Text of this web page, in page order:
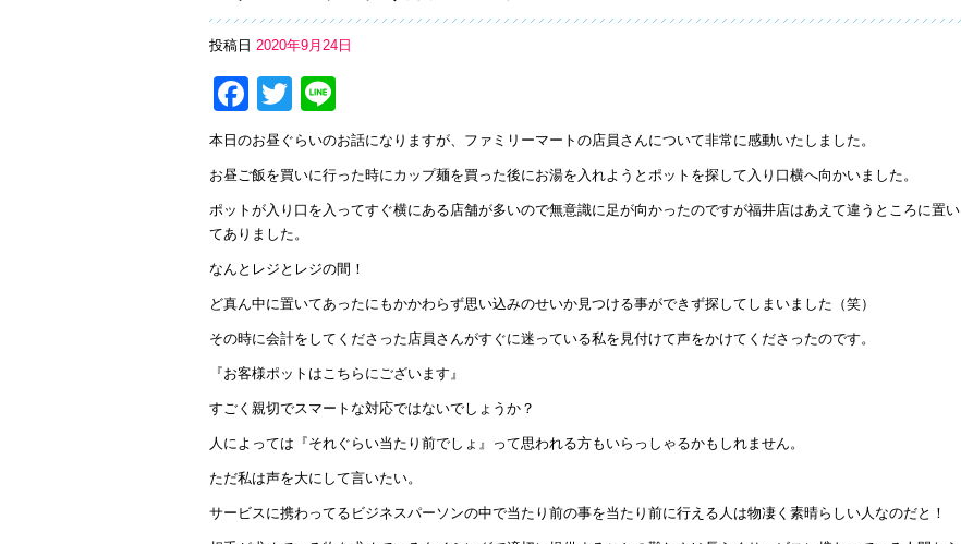
投稿日 2020年9月24日
Facebook
Twitter
本日のお昼ぐらいのお話になりますが、ファミリーマートの店員さんについて非常に感動いたしました。
お昼ご飯を買いに行った時にカップ麺を買った後にお湯を入れようとポットを探して入り口横へ向かいました。
ポットが入り口を入ってすぐ横にある店舗が多いので無意識に足が向かったのですが福井店はあえて違うところに置い
てありました。
なんとレジとレジの間！
ど真ん中に置いてあったにもかかわらず思い込みのせいか見つける事ができず探してしまいました（笑）
その時に会計をしてくださった店員さんがすぐに迷っている私を見付けて声をかけてくださったのです。
『お客様ポットはこちらにございます』
すごく親切でスマートな対応ではないでしょうか？
人によっては『それぐらい当たり前でしょ』って思われる方もいらっしゃるかもしれません。
ただ私は声を大にして言いたい。
サービスに携わってるビジネスパーソンの中で当たり前の事を当たり前に行える人は物凄く素晴らしい人なのだと！